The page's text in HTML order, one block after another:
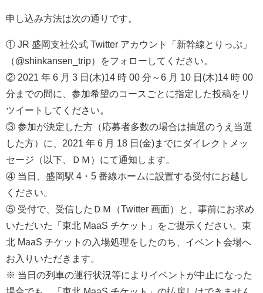
申し込み方法は次の通りです。
① JR 盛岡支社公式 Twitter アカウント「新幹線とりっぷ」
（@shinkansen_trip）をフォローしてください。
② 2021 年 6 月 3 日(木)14 時 00 分～6 月 10 日(木)14 時 00
分までの間に、参加希望のコースごとに指定した投稿をリ
ツイートしてください。
③ 参加が決定した方（応募者多数の場合は抽選のうえ当選
した方）に、2021 年 6 月 18 日(金)までにダイレクトメッ
セージ（以下、ＤＭ）にて通知します。
④ 当日、盛岡駅 4・5 番線ホームに設置する受付にお越し
ください。
⑤ 受付で、受信したＤＭ（Twitter 画面）と、事前にお求め
いただいた「東北 MaaS チケット」をご提示ください。東
北 MaaS チケットの入場処理をしたのち、イベント会場へ
お入りいただきます。
※ 当日の列車の運行状況等によりイベントが中止になった
場合でも、「東北 MaaS チケット」の払戻しはできません